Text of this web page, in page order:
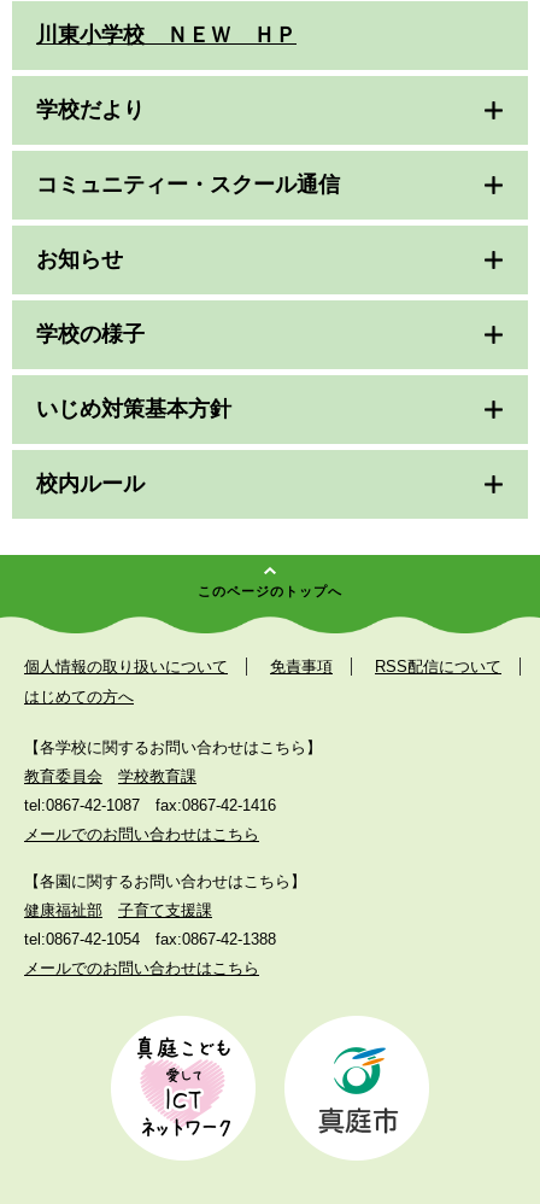
川東小学校 ＮＥＷ ＨＰ
学校だより
コミュニティー・スクール通信
お知らせ
学校の様子
いじめ対策基本方針
校内ルール
このページのトップへ
個人情報の取り扱いについて 免責事項
RSS配信について
はじめての方へ
【各学校に関するお問い合わせはこちら】
教育委員会
学校教育課
tel:0867-42-1087
fax:0867-42-1416
メールでのお問い合わせはこちら
【各園に関するお問い合わせはこちら】
健康福祉部
子育て支援課
tel:0867-42-1054
fax:0867-42-1388
メールでのお問い合わせはこちら